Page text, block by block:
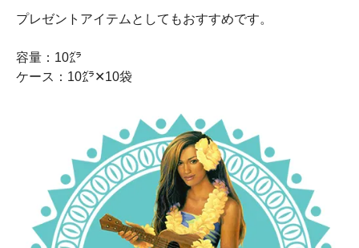
プレゼントアイテムとしてもおすすめです。
容量：10㌘
ケース：10㌘✕10袋